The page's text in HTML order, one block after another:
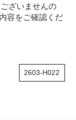
ざいませんの
容をご確認くだ
2603-H022